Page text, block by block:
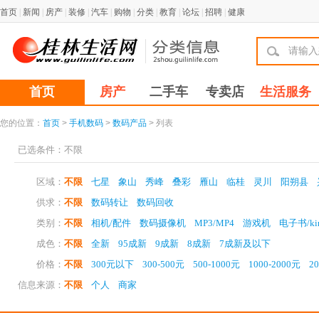
首页 新闻 房产 装修 汽车 购物 分类 教育 论坛 招聘 健康
首页 房产 二手车 专卖店 生活服务
您的位置： 首页 > 手机数码 > 数码产品 > 列表
已选条件： 不限
区域： 不限 七星 象山 秀峰 叠彩 雁山 临桂 灵川 阳朔县
供求： 不限 数码转让
数码回收
类别： 不限 相机/配件 数码摄像机 MP3/MP4 游戏机
电子书/
成色： 不限 全新 95成新 9成新 8成新
7成新及以下
价格： 不限 300元以下 300-500元 500-1000元 1000-2000元
信息来源： 不限 个人 商家